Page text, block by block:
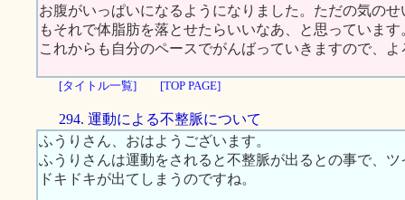
お腹がいっぱいになるようになりました。ただの気の
もそれで体脂肪を落とせたらいいなあ、と思っています
これからも自分のペースでがんばっていきますので、
[タイトル一覧] [TOP PAGE]
294. 運動による不整脈について
ふうりさん、おはようございます。
ふうりさんは運動をされると不整脈が出るとの事で、
ドキドキが出てしまうのですね。